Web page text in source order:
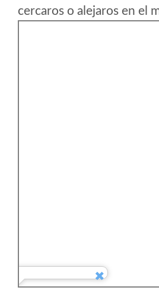
cercaros o alejaros en el